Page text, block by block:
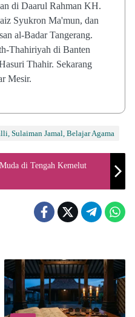
di Daarul Rahman KH.
Syukron Ma'mun, dan
al-Badar Tangerang.
Thahiriyah di Banten
Thahir. Sekarang
Mesir.
Sulaiman Jamal, Belajar Agama
di Tengah Kemelut